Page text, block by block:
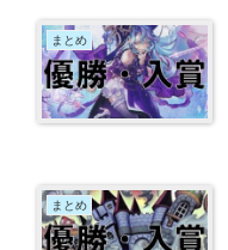
まとめ
まとめ